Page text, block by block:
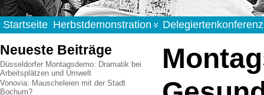
Startseite Herbstdemonstration Delegiertenkonferenz
Neueste Beiträge
Düsseldorfer Montagsdemo: Dramatik bei
Arbeitsplätzen und Umwelt
Vonovia: Mauscheleien mit der Stadt
Bochum?